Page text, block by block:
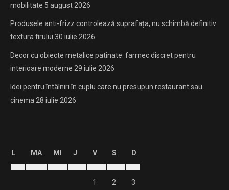
mobilitate 5 august 2026
Produsele anti-frizz controlează suprafața, nu schimbă definitiv
textura firului 30 iulie 2026
Decor cu obiecte metalice patinate: farmec discret pentru
interioare moderne 29 iulie 2026
Idei pentru întâlniri în cuplu care nu presupun restaurant sau
cinema 28 iulie 2026
L MA MI J V S D
1 2 3